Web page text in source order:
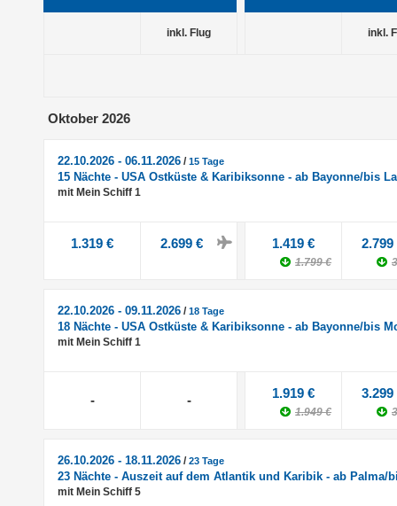
inkl. Flug inkl.
Oktober 2026
22.10.2026 - 06.11.2026 /15 Tage
15 Nächte - USA Ostküste & Karibiksonne - ab Bayonne/bis
mit Mein Schiff 1
1.319 € 2.699 € 1.419 €
1.799 €
2.799
22.10.2026 - 09.11.2026 /18 Tage
18 Nächte - USA Ostküste & Karibiksonne - ab Bayonne/bis
mit Mein Schiff 1
- - 1.919 €
1.949 €
3.299
26.10.2026 - 18.11.2026 /23 Tage
23 Nächte - Auszeit auf dem Atlantik und Karibik - ab Palma/
mit Mein Schiff 5